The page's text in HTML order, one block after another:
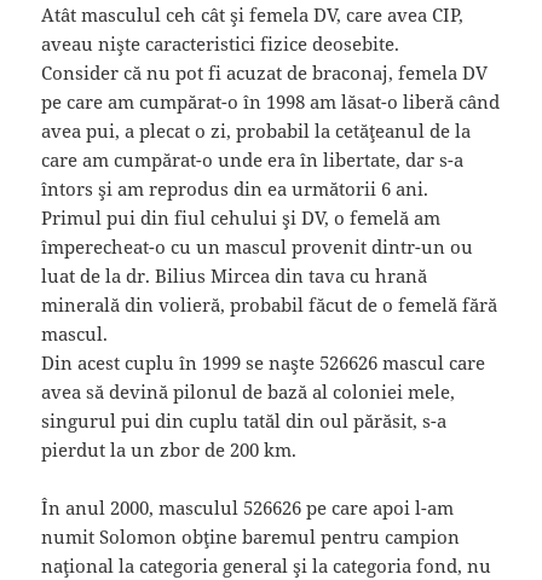
Atât masculul ceh cât şi femela DV, care avea CIP,
aveau nişte caracteristici fizice deosebite.
Consider că nu pot fi acuzat de braconaj, femela DV
pe care am cumpărat-o în 1998 am lăsat-o liberă când
avea pui, a plecat o zi, probabil la cetăţeanul de la
care am cumpărat-o unde era în libertate, dar s-a
întors şi am reprodus din ea următorii 6 ani.
Primul pui din fiul cehului şi DV, o femelă am
împerecheat-o cu un mascul provenit dintr-un ou
luat de la dr. Bilius Mircea din tava cu hrană
minerală din volieră, probabil făcut de o femelă fără
mascul.
Din acest cuplu în 1999 se naşte 526626 mascul care
avea să devină pilonul de bază al coloniei mele,
singurul pui din cuplu tatăl din oul părăsit, s-a
pierdut la un zbor de 200 km.
În anul 2000, masculul 526626 pe care apoi l-am
numit Solomon obţine baremul pentru campion
naţional la categoria general şi la categoria fond, nu